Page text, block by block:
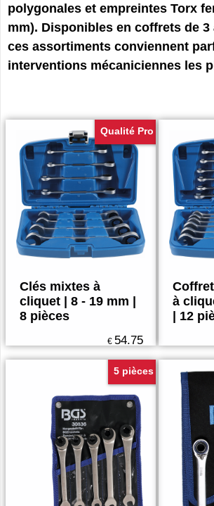
polygonales et empreintes Torx
mm). Disponibles en coffrets de 3
ces assortiments conviennent
interventions mécaniciennes les
Qualité Pro
Clés mixtes à
cliquet | 8 - 19 mm |
8 pièces
€ 54.75
à
| 12
5 pièces